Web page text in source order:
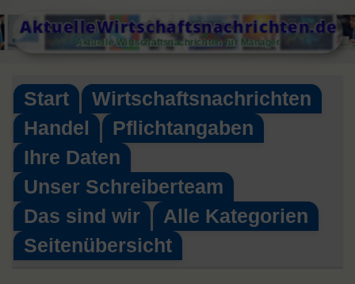
Skip
to AktuelleWirtschaftsnachrichten.de
Aktuelle Wirtschaftsnachrichten für Manager
Start
Wirtschaftsnachrichten
Handel
Pflichtangaben
Ihre Daten
Unser Schreiberteam
Das sind wir
Alle Kategorien
Seitenübersicht